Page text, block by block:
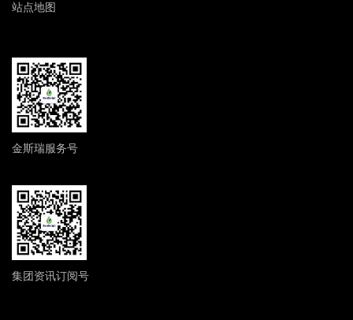
站点地图
金斯瑞服务号
集团资讯订阅号